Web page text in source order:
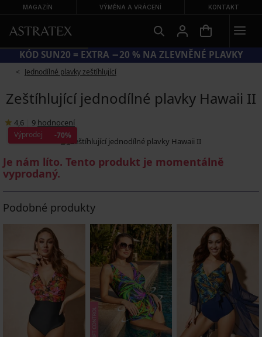
MAGAZÍN VÝMĚNA A VRÁCENÍ KONTAKT
KÓD SUN20 = EXTRA −20 % NA ZLEVNĚNÉ PLAVKY
Jednodílné plavky zeštíhlující
Zeštíhlující jednodílné plavky Hawaii II
4,6 9 hodnocení
Výprodej -70%
Je nám líto. Tento produkt je momentálně
vyprodaný.
Podobné produkty